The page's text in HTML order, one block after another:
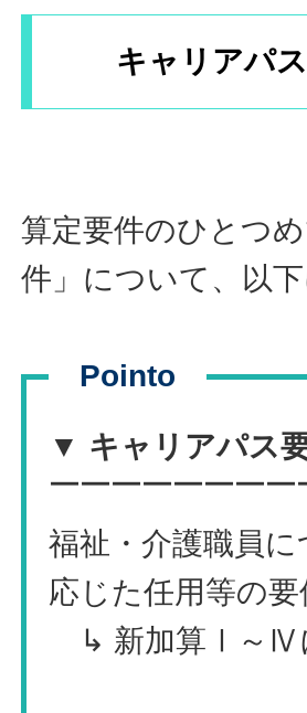
キャリアパ
算定要件のひとつ
件」 について、以
Pointo
▼ キャリアパス
￣￣￣￣￣￣￣
福祉・介護職員
応じた任用等の
↳ 新加算Ⅰ～Ⅳ